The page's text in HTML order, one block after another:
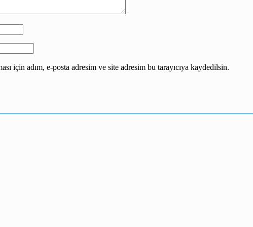
için adım, e-posta adresim ve site adresim bu tarayıcıya kaydedilsin.